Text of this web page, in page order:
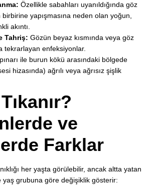
Özellikle sabahları uyanıldığında göz
birbirine yapışmasına neden olan yoğun,
akıntı.
Tahriş: Gözün beyaz kısmında veya göz
tekrarlayan enfeksiyonlar.
ile burun kökü arasındaki bölgede
hizasında) ağrılı veya ağrısız şişlik
ve
Farklar
her yaşta görülebilir, ancak altta yatan
yaş grubuna göre değişiklik gösterir: